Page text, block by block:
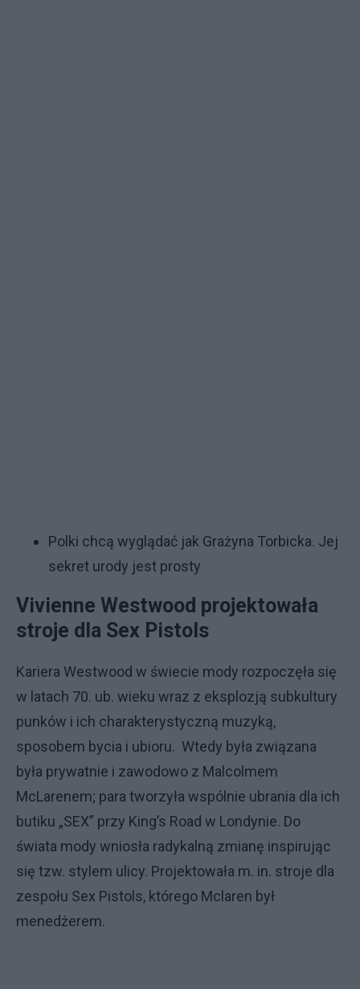
Polki chcą wyglądać jak Grażyna Torbicka. Jej
sekret urody jest prosty
Vivienne Westwood projektowała
stroje dla Sex Pistols
Kariera Westwood w świecie mody rozpoczęła się
w latach 70. ub. wieku wraz z eksplozją subkultury
punków i ich charakterystyczną muzyką,
sposobem bycia i ubioru. Wtedy była związana
była prywatnie i zawodowo z Malcolmem
McLarenem; para tworzyła wspólnie ubrania dla ich
butiku „SEX” przy King’s Road w Londynie. Do
świata mody wniosła radykalną zmianę inspirując
się tzw. stylem ulicy. Projektowała m. in. stroje dla
zespołu Sex Pistols, którego Mclaren był
menedżerem.